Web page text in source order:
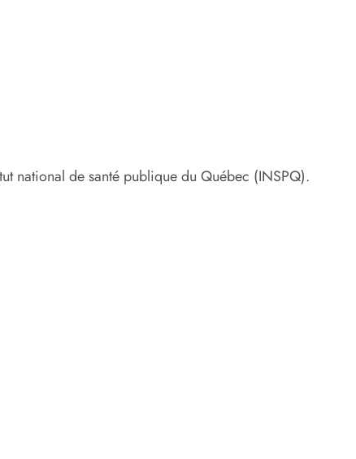
national de santé publique du Québec (INSPQ).